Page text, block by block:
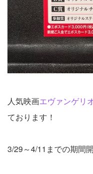
人気映画エヴァンゲリ
ております！
3/29～4/11までの期間